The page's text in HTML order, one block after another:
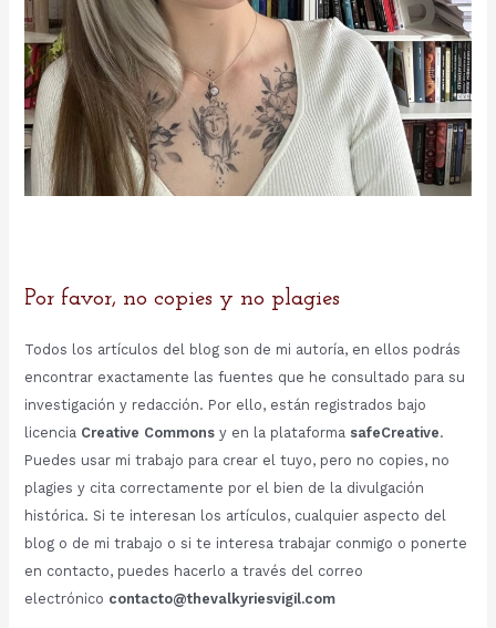
Por favor, no copies y no plagies
Todos los artículos del blog son de mi autoría, en ellos podrás
encontrar exactamente las fuentes que he consultado para su
investigación y redacción. Por ello, están registrados bajo
licencia Creative Commonsy en la plataforma safeCreative.
Puedes usar mi trabajo para crear el tuyo, pero no copies, no
plagies y cita correctamente por el bien de la divulgación
histórica. Si te interesan los artículos, cualquier aspecto del
blog o de mi trabajo o si te interesa trabajar conmigo o ponerte
en contacto, puedes hacerlo a través del correo
electrónico contacto@thevalkyriesvigil.com